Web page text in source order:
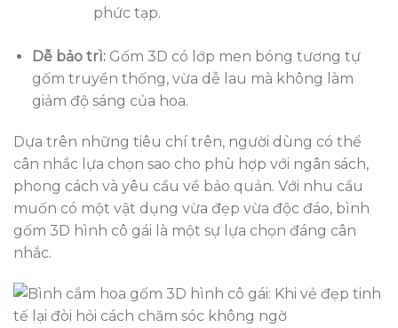
phức tạp.
Dễ bảo trì:Gốm 3D có lớp men bóng tương tự
gốm truyền thống, vừa dễ lau mà không làm
giảm độ sáng của hoa.
Dựa trên những tiêu chí trên, người dùng có thể
cân nhắc lựa chọn sao cho phù hợp với ngân sách,
phong cách và yêu cầu về bảo quản. Với nhu cầu
muốn có một vật dụng vừa đẹp vừa độc đáo, bình
gốm 3D hình cô gái là một sự lựa chọn đáng cân
nhắc.